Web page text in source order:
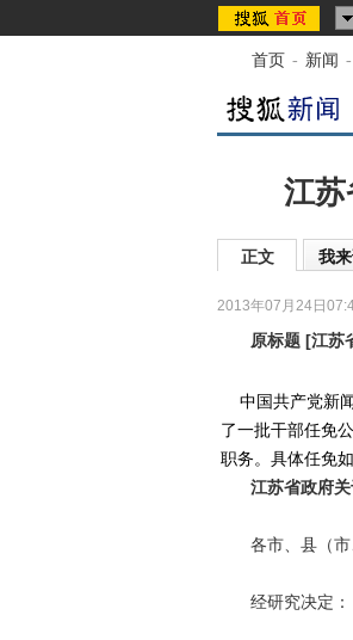
首页 - 新闻 -
江
正文 我
2013年07月24日
原标题 [江苏
中国共产党新
了一批干部任免
职务。具体任免如
江苏省政府
各市、县（市
经研究决定：